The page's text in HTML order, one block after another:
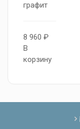
графит
8 960 ₽
В
корзину